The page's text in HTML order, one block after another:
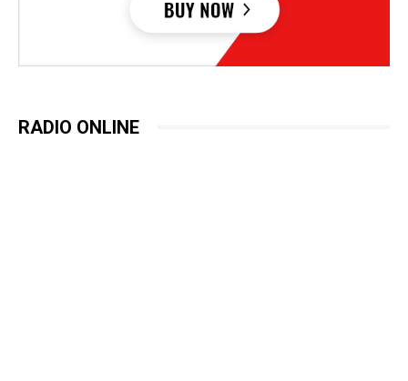
RADIO ONLINE